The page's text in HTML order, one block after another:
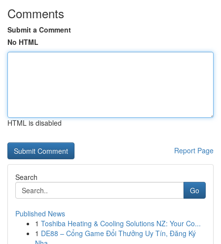
Comments
Submit a Comment
No HTML
HTML is disabled
Report Page
Search
Go
Published News
1 Toshiba Heating & Cooling Solutions NZ: Your Co...
1 DE88 – Cổng Game Đổi Thưởng Uy Tín, Đăng Ký